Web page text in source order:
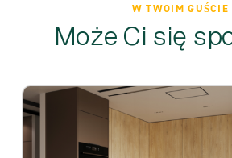
W TWOIM GUŚCIE
Może Ci się